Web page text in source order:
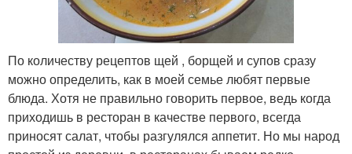
По количеству рецептов щей , борщей и супов сразу
можно определить, как в моей семье любят первые
блюда. Хотя не правильно говорить первое, ведь когда
приходишь в ресторан в качестве первого, всегда
приносят салат, чтобы разгулялся аппетит. Но мы народ